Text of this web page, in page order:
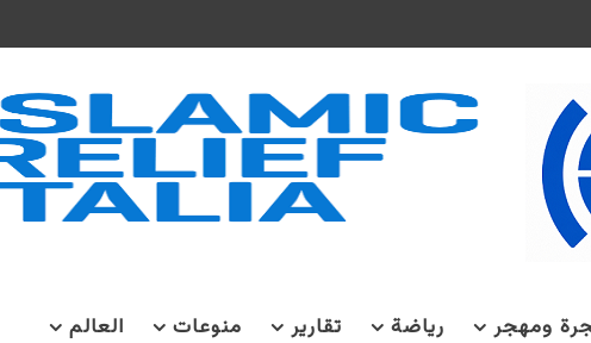
ومهجر رياضة تقارير منوعات العالم